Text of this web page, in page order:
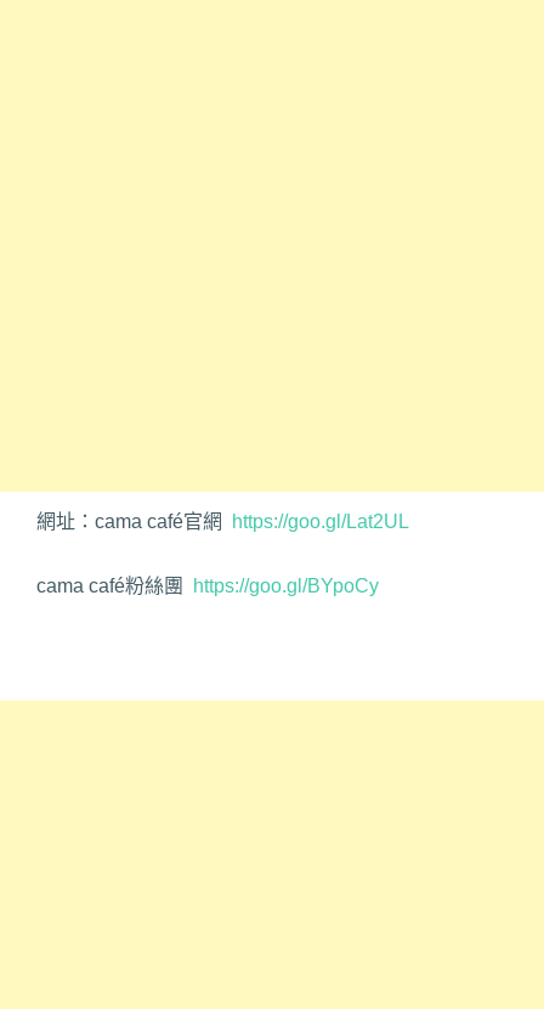
網址：cama café官網 https://goo.gl/Lat2UL
cama café粉絲團 https://goo.gl/BYpoCy